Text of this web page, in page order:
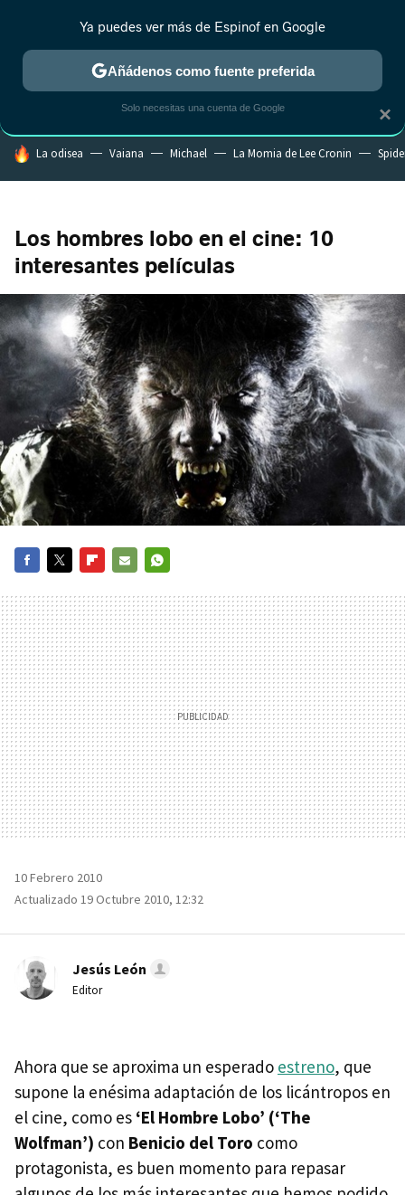
ESTRENOS REALITY ANIME RANKINGS CINE
HOY SE HABLA DE
La odisea Vaiana Michael La Momia de Lee Cronin
Los hombres lobo en el cine: 10
interesantes películas
MAIL
10 Febrero 2010
Actualizado 19 Octubre 2010, 12:32
Jesús León
Editor
Ahora que se aproxima un esperado estreno, que
supone la enésima adaptación de los licántropos en
el cine, como es ‘El Hombre Lobo’ (‘The
Wolfman’) con Benicio del Toro como
protagonista, es buen momento para repasar
×
Ya puedes ver más de Espinof en Google
Añádenos como fuente preferida
Solo necesitas una cuenta de Google